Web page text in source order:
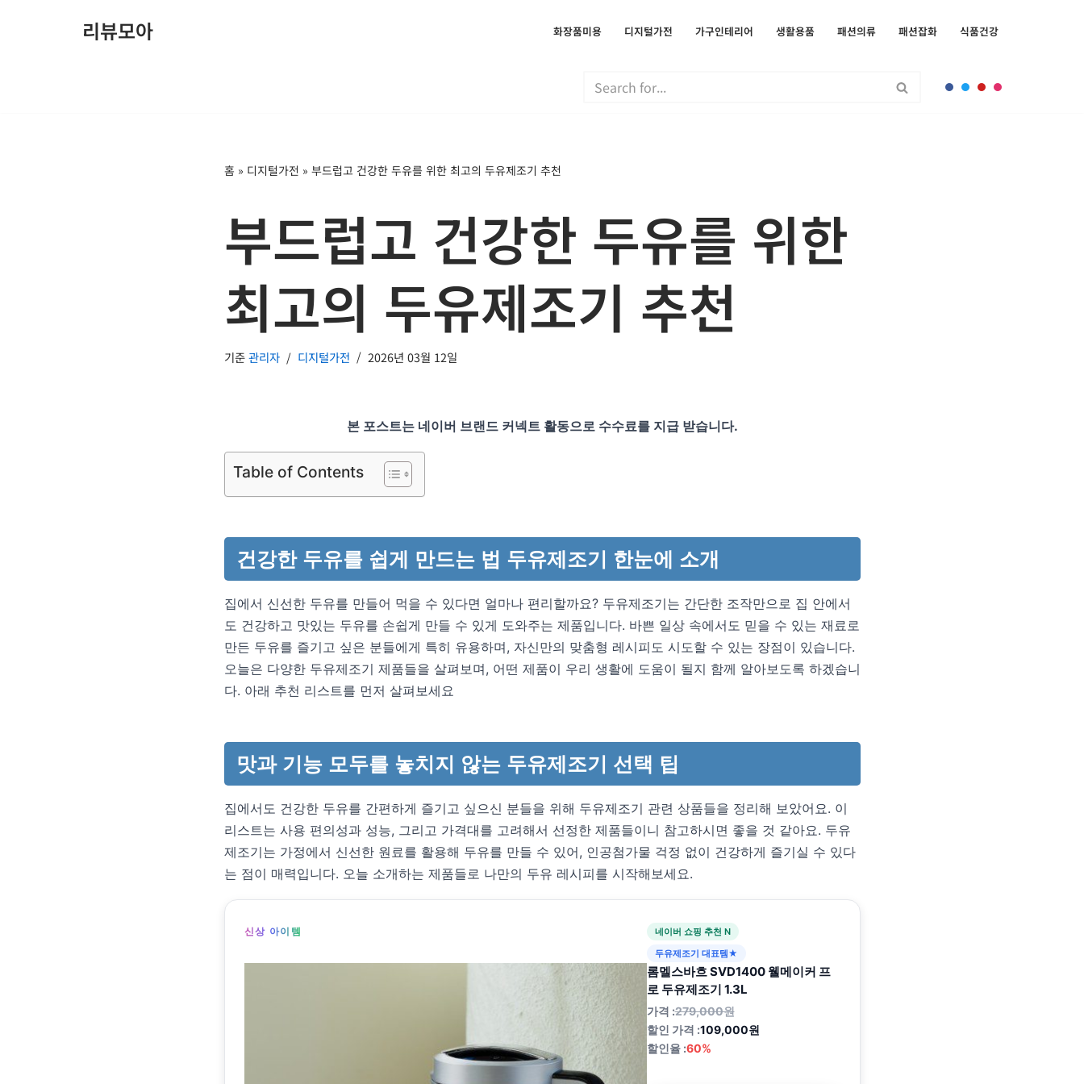
리뷰모아 화장품미용 디지털가전 가구인테리어 생활용품 패션의류 패션잡화 식품건강
홈 » 디지털가전 » 부드럽고 건강한 두유를 위한 최고의 두유제조기 추천
부드럽고 건강한 두유를 위한
최고의 두유제조기 추천
기준관리자 디지털가전 2026년 03월 12일
본 포스트는 네이버 브랜드 커넥트 활동으로 수수료를 지급 받습니다.
Table of Contents
건강한 두유를 쉽게 만드는 법 두유제조기 한눈에 소개
집에서 신선한 두유를 만들어 먹을 수 있다면 얼마나 편리할까요? 두유제조기는 간단한 조작만으로 집 안에서
도 건강하고 맛있는 두유를 손쉽게 만들 수 있게 도와주는 제품입니다. 바쁜 일상 속에서도 믿을 수 있는 재료로
만든 두유를 즐기고 싶은 분들에게 특히 유용하며, 자신만의 맞춤형 레시피도 시도할 수 있는 장점이 있습니다.
오늘은 다양한 두유제조기 제품들을 살펴보며, 어떤 제품이 우리 생활에 도움이 될지 함께 알아보도록 하겠습니
다. 아래 추천 리스트를 먼저 살펴보세요
맛과 기능 모두를 놓치지 않는 두유제조기 선택 팁
집에서도 건강한 두유를 간편하게 즐기고 싶으신 분들을 위해 두유제조기 관련 상품들을 정리해 보았어요. 이
리스트는 사용 편의성과 성능, 그리고 가격대를 고려해서 선정한 제품들이니 참고하시면 좋을 것 같아요. 두유
제조기는 가정에서 신선한 원료를 활용해 두유를 만들 수 있어, 인공첨가물 걱정 없이 건강하게 즐기실 수 있다
는 점이 매력입니다. 오늘 소개하는 제품들로 나만의 두유 레시피를 시작해보세요.
신상 아이템
네이버 쇼핑 추천 N
두유제조기 대표템★
롬멜스바흐 SVD1400 웰메이커 프
로 두유제조기 1.3L
가격 :279,000원
할인 가격 :109,000원
할인율 :60%